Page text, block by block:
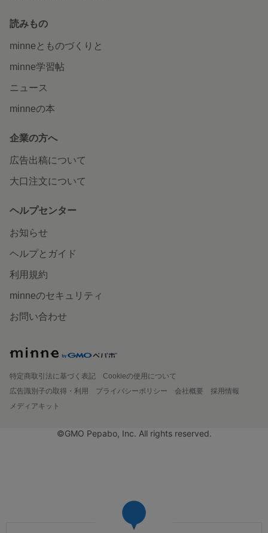
読みもの
minneとものづくりと
minne学習帖
ニュース
minneの本
企業の方へ
広告出稿について
大口注文について
ヘルプセンター
お知らせ
ヘルプとガイド
利用規約
minneのセキュリティ
お問い合わせ
特定商取引法に基づく表記
Cookieの使用について
広告識別子の取得・利用
プライバシーポリシー 会社概要
採用情報
メディアキット
©GMO Pepabo, Inc. All rights reserved.